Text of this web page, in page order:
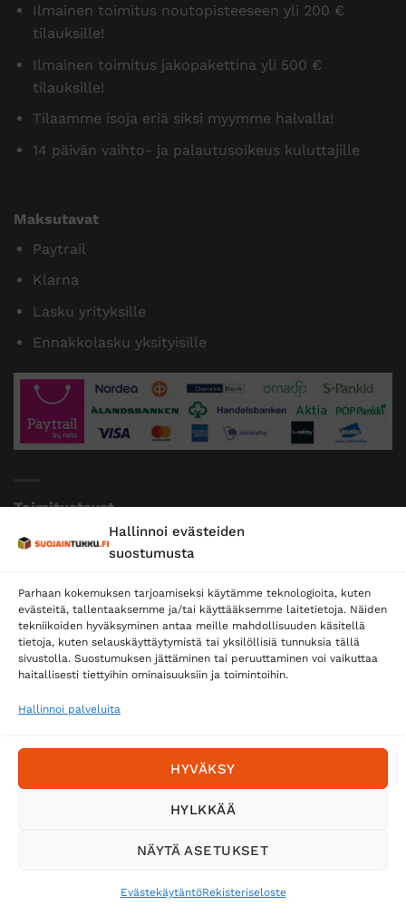
Hallinnoi evästeiden
suostumusta
Parhaan kokemuksen tarjoamiseksi käytämme teknologioita, kuten
evästeitä, tallentaaksemme ja/tai käyttääksemme laitetietoja. Näiden
tekniikoiden hyväksyminen antaa meille mahdollisuuden käsitellä
tietoja, kuten selauskäyttäytymistä tai yksilöllisiä tunnuksia tällä
sivustolla. Suostumuksen jättäminen tai peruuttaminen voi vaikuttaa
haitallisesti tiettyihin ominaisuuksiin ja toimintoihin.
Hallinnoi palveluita
HYVÄKSY
HYLKKÄÄ
NÄYTÄ ASETUKSET
EvästekäytäntöRekisteriseloste
Ilmainen toimitus noutopisteeseen yli 200 €
tilauksille!
Ilmainen toimitus jakopakettina yli 500 €
tilauksille!
Tilaamme isoja eriä siksi myymme halvalla!
14 päivän vaihto- ja palautusoikeus kuluttajille
Maksutavat
Paytrail
Klarna
Lasku yrityksille
Ennakkolasku yksityisille
Toimitustavat
Posti
Postnord
Tilaa uutiskirje ja saat erikoisalennuksia